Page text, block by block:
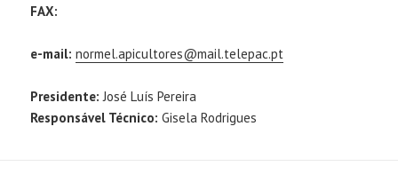
FAX:
e-mail: normel.apicultores@mail.telepac.pt
Presidente: José Luís Pereira
Responsável Técnico: Gisela Rodrigues